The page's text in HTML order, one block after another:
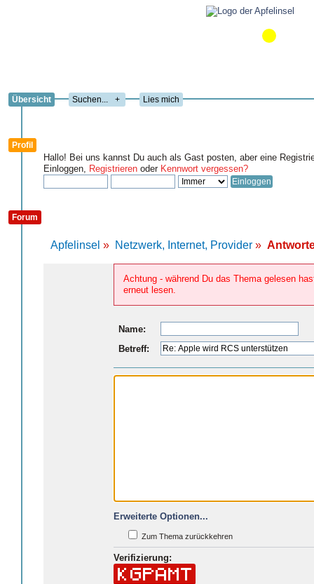
Übersicht + Lies mich
Profil
Hallo! Bei uns kannst Du auch als Gast posten, aber eine
Einloggen, Registrieren oder Kennwort vergessen?
Forum
Apfelinsel » Netzwerk, Internet, Provider »
Achtung - während Du das Thema gelesen
erneut lesen.
Name:
Betreff:
Erweiterte Optionen...
Zum Thema zurückkehren
Verifizierung: